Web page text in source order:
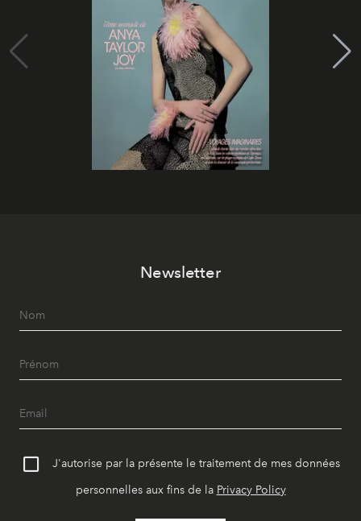
Newsletter
J'autorise par la présente le traitement de mes données
personnelles aux fins de la Privacy Policy